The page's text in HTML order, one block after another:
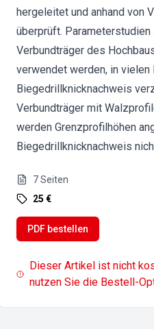
hergeleitet und anhand von
überprüft.
Verbundträger des
verwendet werden, in vielen
Biegedrillknicknachweis
Verbundträger mit
werden Grenzprofilhöhen
Biegedrillknicknachweis
7Seiten
25 €
PDF bestellen
Dieser Artikel ist nicht
nutzen Sie die Bestell-